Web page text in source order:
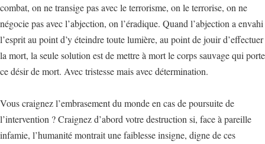
combat, on ne transige pas avec le terrorisme, on le terrorise, on ne
négocie pas avec l’abjection, on l’éradique. Quand l’abjection a envahi
l’esprit au point d’y éteindre toute lumière, au point de jouir d’effectuer
la mort, la seule solution est de mettre à mort le corps sauvage qui porte
ce désir de mort. Avec tristesse mais avec détermination.
Vous craignez l’embrasement du monde en cas de poursuite de
l’intervention ? Craignez d’abord votre destruction si, face à pareille
infamie, l’humanité montrait une faiblesse insigne, digne de ces